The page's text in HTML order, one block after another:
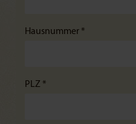
Hausnummer *
PLZ *